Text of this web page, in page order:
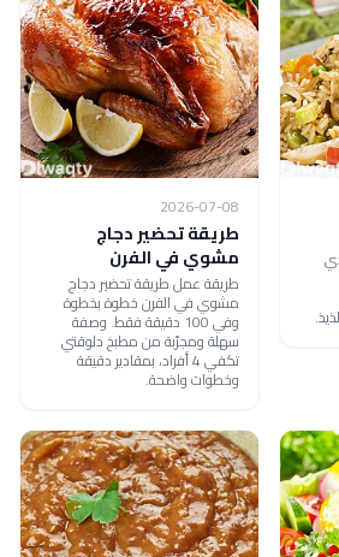
2026-07-08
طريقة تحضير دجاج
مشوي في الفرن
طريقة عمل طريقة تحضير دجاج
مشوي في الفرن خطوة بخطوة
وفي 100 دقيقة فقط. وصفة
سهلة ومجرّبة من مطبخ دلوقتي
تكفي 4 أفراد، بمقادير دقيقة
وخطوات واضحة.